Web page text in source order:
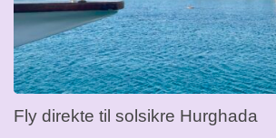
Fly direkte til solsikre Hurghada